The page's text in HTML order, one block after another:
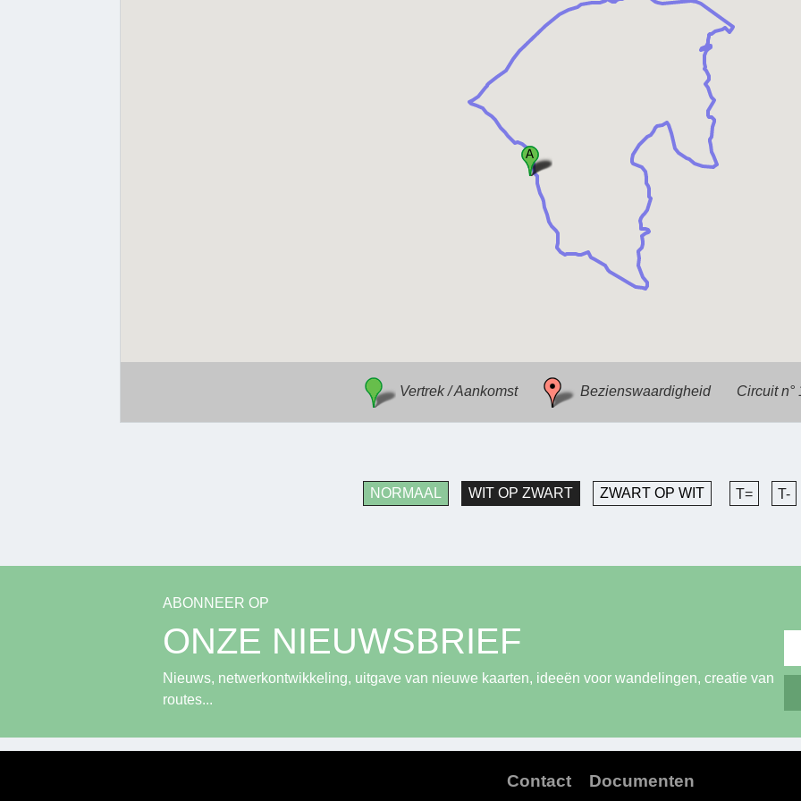
Vertrek / Aankomst Bezienswaardigheid Circuit n°
NORMAAL WIT OP ZWART ZWART OP WIT T= T-
ABONNEER OP
ONZE NIEUWSBRIEF
Nieuws, netwerkontwikkeling, uitgave van nieuwe kaarten, ideeën voor wandelingen, creatie van
routes...
Contact Documenten